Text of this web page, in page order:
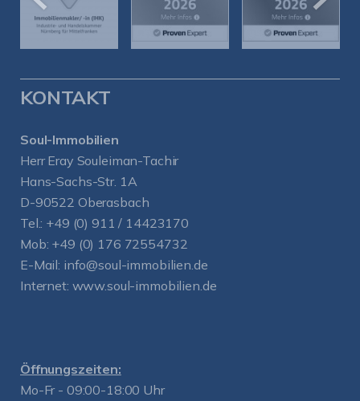
KONTAKT
Soul-Immobilien
Herr Eray Souleiman-Tachir
Hans-Sachs-Str. 1A
D-90522 Oberasbach
Tel.: +49 (0) 911 / 14423170
Mob: +49 (0) 176 72554732
E-Mail: info@soul-immobilien.de
Internet: www.soul-immobilien.de
Öffnungszeiten:
Mo-Fr - 09:00-18:00 Uhr